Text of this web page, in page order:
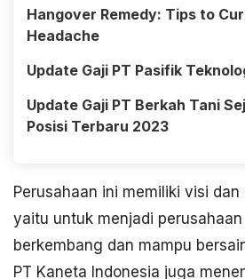
Hangover Remedy: Tips to
Headache
Update Gaji PT Pasifik
Update Gaji PT Berkah Tani
Posisi Terbaru 2023
Perusahaan ini memiliki visi
yaitu untuk menjadi
berkembang dan mampu
PT Kaneta Indonesia juga